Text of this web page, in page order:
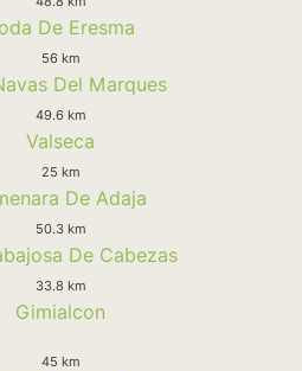
De Eresma
56 km
Del Marques
49.6 km
Valseca
25 km
De Adaja
50.3 km
De Cabezas
33.8 km
Gimialcon
45 km